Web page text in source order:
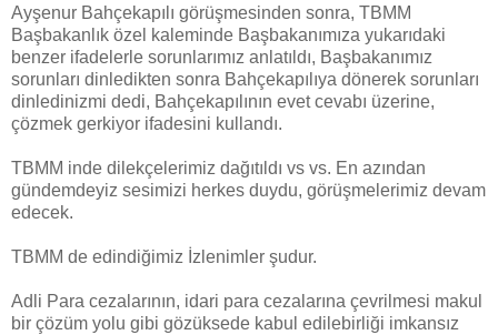
Ayşenur Bahçekapılı görüşmesinden sonra, TBMM
Başbakanlık özel kaleminde Başbakanımıza yukarıdaki
benzer ifadelerle sorunlarımız anlatıldı, Başbakanımız
sorunları dinledikten sonra Bahçekapılıya dönerek sorunları
dinledinizmi dedi, Bahçekapılının evet cevabı üzerine,
çözmek gerkiyor ifadesini kullandı.
TBMM inde dilekçelerimiz dağıtıldı vs vs. En azından
gündemdeyiz sesimizi herkes duydu, görüşmelerimiz devam
edecek.
TBMM de edindiğimiz İzlenimler şudur.
Adli Para cezalarının, idari para cezalarına çevrilmesi makul
bir çözüm yolu gibi gözüksede kabul edilebirliği imkansız